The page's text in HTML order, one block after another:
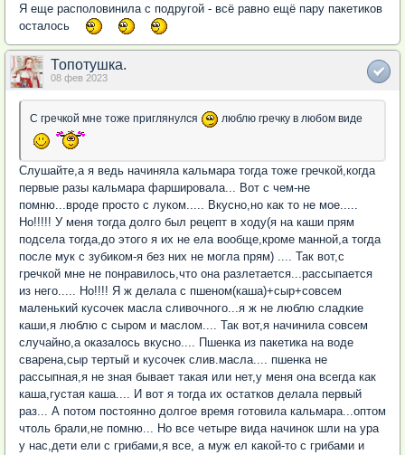
Я еще располовинила с подругой - всё равно ещё пару пакетиков
осталось
Топотушка.
08 фев 2023
С гречкой мне тоже приглянулся люблю гречку в любом виде
Слушайте,а я ведь начиняла кальмара тогда тоже гречкой,когда
первые разы кальмара фаршировала... Вот с чем-не
помню...вроде просто с луком..... Вкусно,но как то не мое.....
Но!!!!! У меня тогда долго был рецепт в ходу(я на каши прям
подсела тогда,до этого я их не ела вообще,кроме манной,а тогда
после мук с зубиком-я без них не могла прям) .... Так вот,с
гречкой мне не понравилось,что она разлетается...рассыпается
из него..... Но!!!! Я ж делала с пшеном(каша)+сыр+совсем
маленький кусочек масла сливочного...я ж не люблю сладкие
каши,я люблю с сыром и маслом.... Так вот,я начинила совсем
случайно,а оказалось вкусно.... Пшенка из пакетика на воде
сварена,сыр тертый и кусочек слив.масла.... пшенка не
рассыпная,я не зная бывает такая или нет,у меня она всегда как
каша,густая каша.... И вот я тогда их остатков делала первый
раз... А потом постоянно долгое время готовила кальмара...оптом
чтоль брали,не помню... Но все четыре вида начинок шли на ура
у нас,дети ели с грибами,я все, а муж ел какой-то с грибами и